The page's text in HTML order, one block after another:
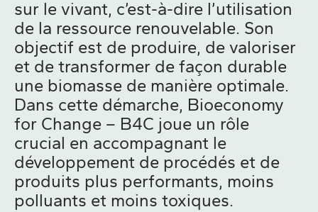
sur le vivant, c’est-à-dire l’utilisation
de la ressource renouvelable. Son
objectif est de produire, de valoriser
et de transformer de façon durable
une biomasse de manière optimale.
Dans cette démarche, Bioeconomy
for Change – B4C joue un rôle
crucial en accompagnant le
développement de procédés et de
produits plus performants, moins
polluants et moins toxiques.